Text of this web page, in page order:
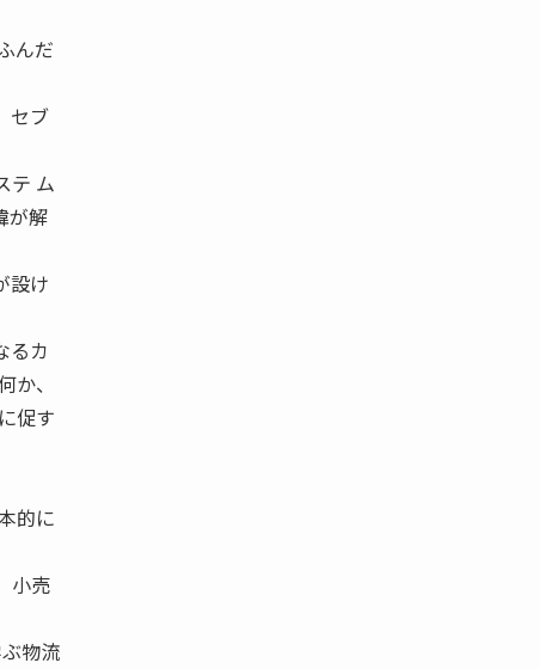
んだ
セブ
テ ム
が解
設け
るカ
、
促す
的に
小売
物流